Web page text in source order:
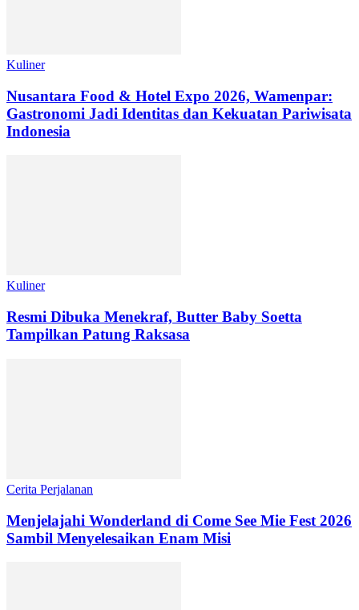
Kuliner
Nusantara Food & Hotel Expo 2026, Wamenpar:
Gastronomi Jadi Identitas dan Kekuatan Pariwisata
Indonesia
Kuliner
Resmi Dibuka Menekraf, Butter Baby Soetta
Tampilkan Patung Raksasa
Cerita Perjalanan
Menjelajahi Wonderland di Come See Mie Fest 2026
Sambil Menyelesaikan Enam Misi